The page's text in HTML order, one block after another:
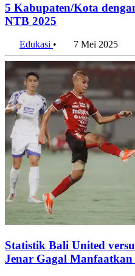
5 Kabupaten/Kota
NTB 2025
Edukasi • 7 Mei 2025
Statistik Bali United
Jenar Gagal